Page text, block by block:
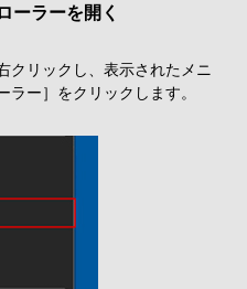
ーラーを開く
クリックし、表示されたメニ
ラー］をクリックします。